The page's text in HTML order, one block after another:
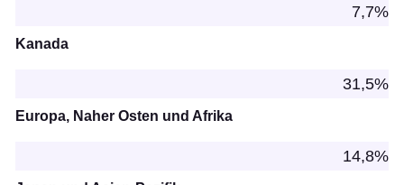
7,7%
Kanada
31,5%
Europa, Naher Osten und Afrika
14,8%